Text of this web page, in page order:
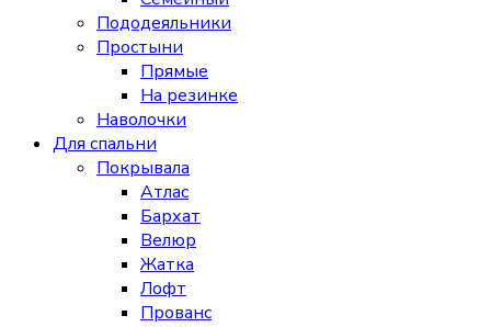
Пододеяльники
Простыни
Прямые
На резинке
Наволочки
Для спальни
Покрывала
Атлас
Бархат
Велюр
Жатка
Лофт
Прованс